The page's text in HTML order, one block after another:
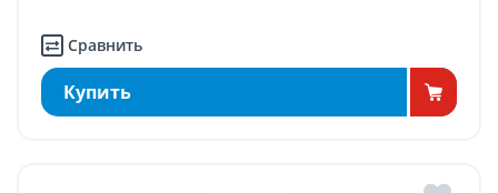
Сравнить
Купить